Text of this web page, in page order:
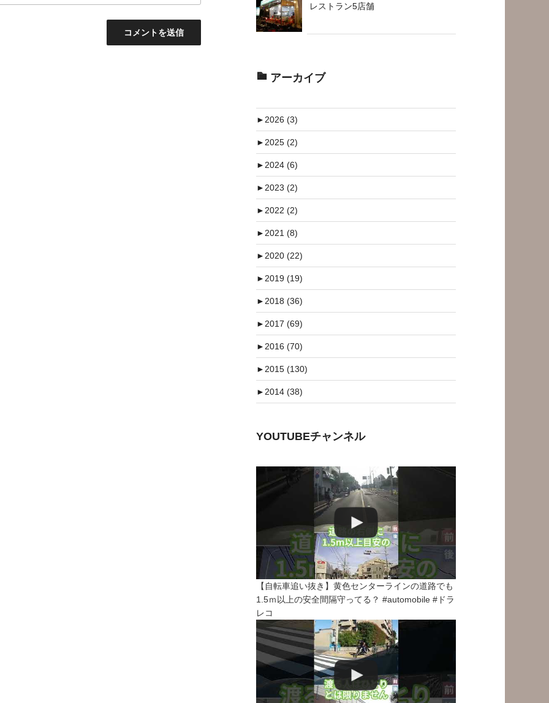
レストラン5店舗
アーカイブ
►2026 (3)
►2025 (2)
►2024 (6)
►2023 (2)
►2022 (2)
►2021 (8)
►2020 (22)
►2019 (19)
►2018 (36)
►2017 (69)
►2016 (70)
►2015 (130)
►2014 (38)
YOUTUBEチャンネル
【自転車追い抜き】黄色センターラインの道路でも
1.5ｍ以上の安全間隔守ってる？ #automobile #ドラ
レコ